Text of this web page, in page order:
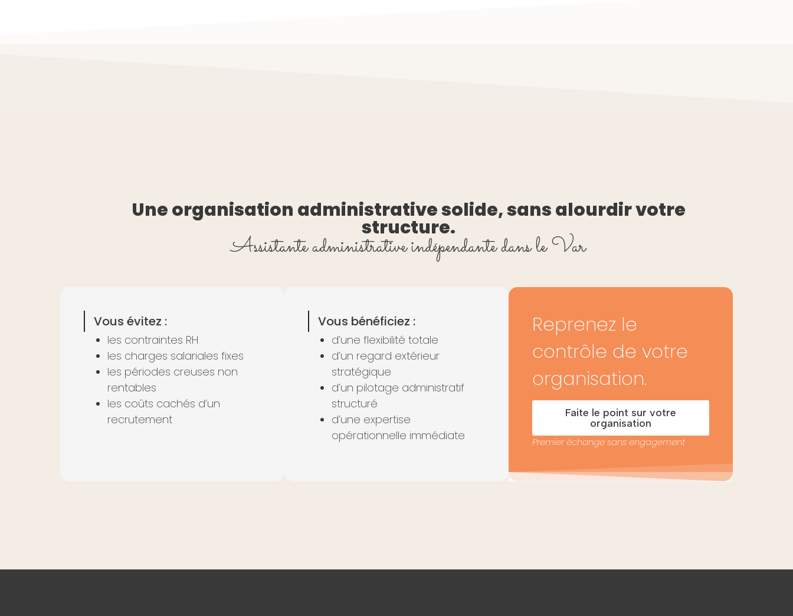
Une organisation administrative solide, sans alourdir votre
structure.
Assistante administrative indépendante dans le Var
Vous évitez :
les contraintes RH
les charges salariales fixes
les périodes creuses non
rentables
les coûts cachés d’un
recrutement
Vous bénéficiez :
d’une flexibilité totale
d’un regard extérieur
stratégique
d’un pilotage administratif
structuré
d’une expertise
opérationnelle immédiate
Reprenez le
contrôle de votre
organisation.
Faite le point sur votre
organisation
Premier échange sans engagement